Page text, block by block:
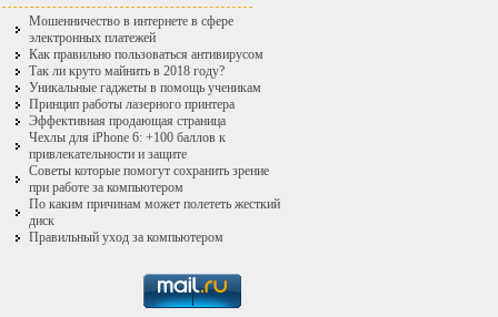
Мошенничество в интернете в сфере
электронных платежей
Как правильно пользоваться антивирусом
Так ли круто майнить в 2018 году?
Уникальные гаджеты в помощь ученикам
Принцип работы лазерного принтера
Эффективная продающая страница
Чехлы для iPhone 6: +100 баллов к
привлекательности и защите
Советы которые помогут сохранить зрение
при работе за компьютером
По каким причинам может полететь жесткий
диск
Правильный уход за компьютером